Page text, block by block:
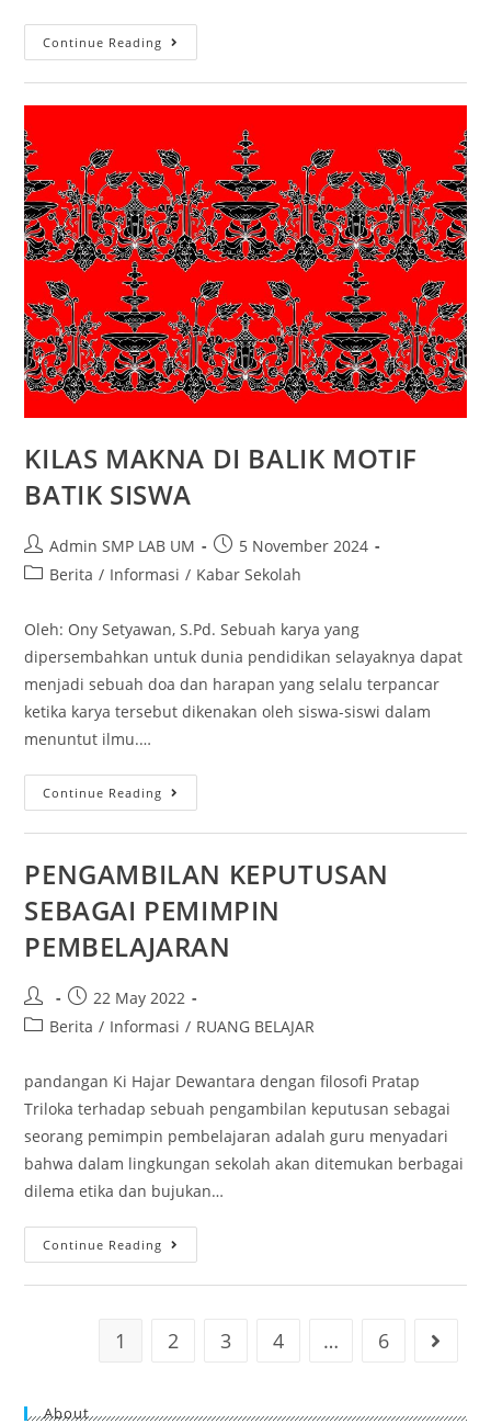
Continue Reading
KILAS MAKNA DI BALIK MOTIF
BATIK SISWA
Admin SMP LAB UM
5 November 2024
Berita / Informasi / Kabar Sekolah
Oleh: Ony Setyawan, S.Pd. Sebuah karya yang
dipersembahkan untuk dunia pendidikan selayaknya dapat
menjadi sebuah doa dan harapan yang selalu terpancar
ketika karya tersebut dikenakan oleh siswa-siswi dalam
menuntut ilmu.…
Continue Reading
PENGAMBILAN KEPUTUSAN
SEBAGAI PEMIMPIN
PEMBELAJARAN
22 May 2022
Berita / Informasi / RUANG BELAJAR
pandangan Ki Hajar Dewantara dengan filosofi Pratap
Triloka terhadap sebuah pengambilan keputusan sebagai
seorang pemimpin pembelajaran adalah guru menyadari
bahwa dalam lingkungan sekolah akan ditemukan berbagai
dilema etika dan bujukan…
Continue Reading
1 2 3 4 … 6
About